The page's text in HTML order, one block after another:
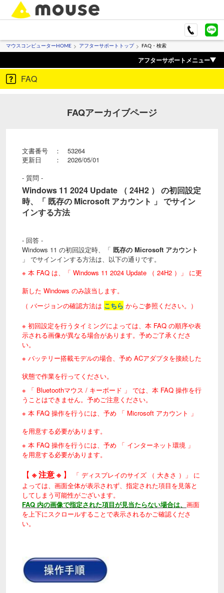
マウスコンピューターHOME アフターサポートトップ FAQ・検索
アフターサポートメニュー
FAQ
FAQアーカイブページ
文書番号 ： 53264
更新日 ： 2026/05/01
- 質問 -
Windows 11 2024 Update （ 24H2 ） の初回設定
時、「 既存の Microsoft アカウント 」 でサイン
インする方法
- 回答 -
Windows 11 の初回設定時、「 既存の Microsoft アカウント
」 でサインインする方法は、以下の通りです。
※ 本 FAQ は、「 Windows 11 2024 Update （ 24H2 ）」 に更
新した Windows のみ該当します。
（ バージョンの確認方法は こちら からご参照ください。）
※ 初回設定を行うタイミングによっては、本 FAQ の順序や表
示される画像が異なる場合があります。予めご了承くださ
い。
※ バッテリー搭載モデルの場合、予め ACアダプタを接続した
状態で作業を行ってください。
※ 「 Bluetoothマウス / キーボード 」 では、本 FAQ 操作を行
うことはできません。予めご注意ください。
※ 本 FAQ 操作を行うには、予め 「 Microsoft アカウント 」
を用意する必要があります。
※ 本 FAQ 操作を行うには、予め 「 インターネット環境 」
を用意する必要があります。
【 ※ 注意 ※ 】
「 ディスプレイのサイズ （ 大きさ ）」 に
よっては、画面全体が表示されず、指定された項目を見落と
してしまう可能性がございます。
FAQ 内の画像で指定された項目が見当たらない場合は、 画面
を上下にスクロールすることで表示されるかご確認くださ
い。